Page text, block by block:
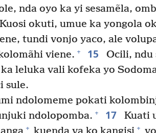
nda oyo ka yi sesamẽla,
Kuosi okuti, umue ka yongola
tundi vonjo yaco, ale
viene. + 15
Ocili, ndu
leluka vali kofeka yo
sule.
ndolomeme pokati
ndolopomba. + 17
Kuati
+ +